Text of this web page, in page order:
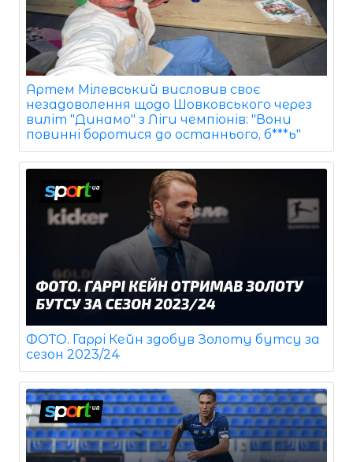
Артем Мілевський висловив своє
незадоволення щодо Шовковського через
виліт "Динамо" з Ліги чемпіонів: "Вони
повинні боротися до останнього, б***ь"
ФОТО. Гаррі Кейн здобув Золоту бутсу за
сезон 2023/24